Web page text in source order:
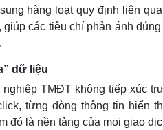
hàng loạt quy định liên
các tiêu chí phản ánh
dữ liệu
TMĐT không tiếp xúc
từng dòng thông tin hiển
đó là nền tảng của mọi giao